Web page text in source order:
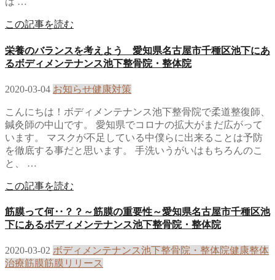
この記事を読む
栄養のバランスを考えよう 愛知県名古屋市千種区池下にあ
るボディメンテナンス池下整骨院・整体院
2020-03-04 お知らせ健康対策
こんにちは！ボディメンテナンス池下整骨院で柔道整復師、
鍼灸師の中山です。 愛知県でコロナの拡大がまだ広がって
います。 マスクが不足している中僕らに出来ることは予防
を徹底する事だと思います。 手洗いうがいはもちろんのこ
と、 …
この記事を読む
筋膜って何‥？？～筋膜の重要性～愛知県名古屋市千種区池
下にあるボディメンテナンス池下整骨院・整体院
2020-03-02 ボディメンテナンス池下整骨院・整体院健康整体
治療筋膜筋膜リリース